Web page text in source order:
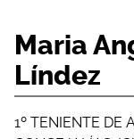
Maria
Líndez
1º TENIENTE DE